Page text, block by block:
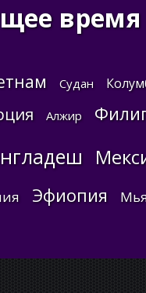
Судан
Алжир
Эфиопия